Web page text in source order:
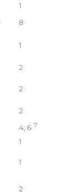
1
8
1
2
2
2
4; 6 7
1
1
2